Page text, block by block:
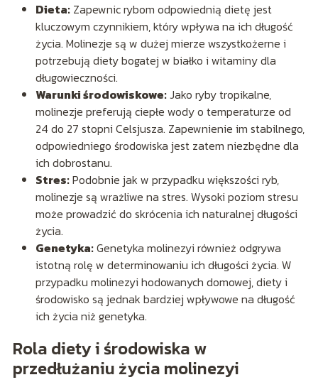
Dieta:Zapewnic rybom odpowiednią dietę jest
kluczowym czynnikiem, który wpływa na ich długość
życia. Molinezje są w dużej mierze wszystkożerne i
potrzebują diety bogatej w białko i witaminy dla
długowieczności.
Warunki środowiskowe:Jako ryby tropikalne,
molinezje preferują ciepłe wody o temperaturze od
24 do 27 stopni Celsjusza. Zapewnienie im stabilnego,
odpowiedniego środowiska jest zatem niezbędne dla
ich dobrostanu.
Stres:Podobnie jak w przypadku większości ryb,
molinezje są wrażliwe na stres. Wysoki poziom stresu
może prowadzić do skrócenia ich naturalnej długości
życia.
Genetyka:Genetyka molinezyi również odgrywa
istotną rolę w determinowaniu ich długości życia. W
przypadku molinezyi hodowanych domowej, diety i
środowisko są jednak bardziej wpływowe na długość
ich życia niż genetyka.
Rola diety i środowiska w
przedłużaniu życia molinezyi